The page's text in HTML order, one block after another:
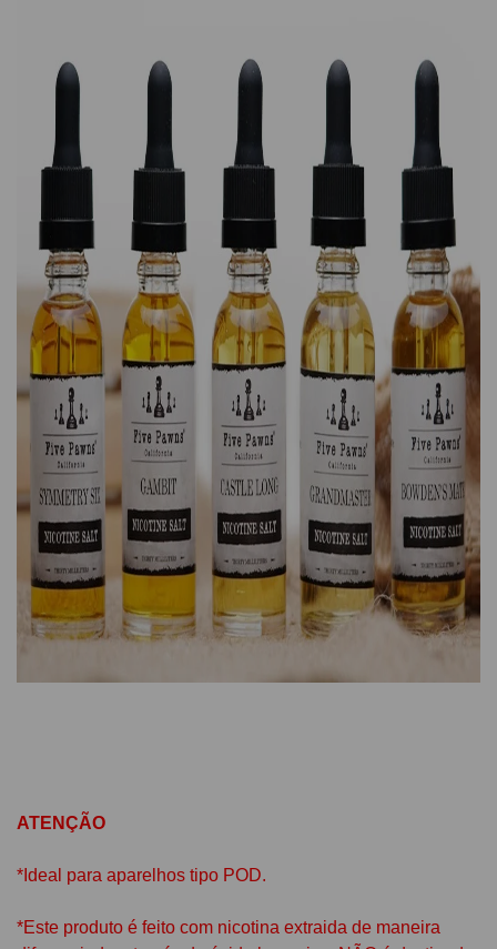
ATENÇÃO
*Ideal para aparelhos tipo POD.
*Este produto é feito com nicotina extraida de maneira